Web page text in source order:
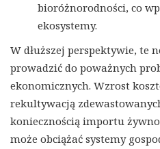
bioróżnorodności, co
ekosystemy.
W dłuższej perspektywie, te
prowadzić do poważnych
ekonomicznych. Wzrost
rekultywacją
koniecznością importu
może obciążać systemy